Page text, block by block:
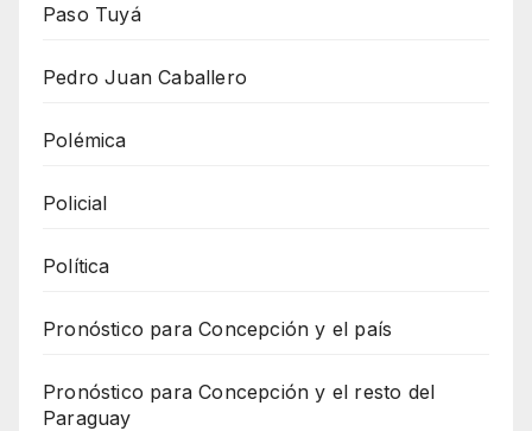
Paso Tuyá
Pedro Juan Caballero
Polémica
Policial
Política
Pronóstico para Concepción y el país
Pronóstico para Concepción y el resto del
Paraguay